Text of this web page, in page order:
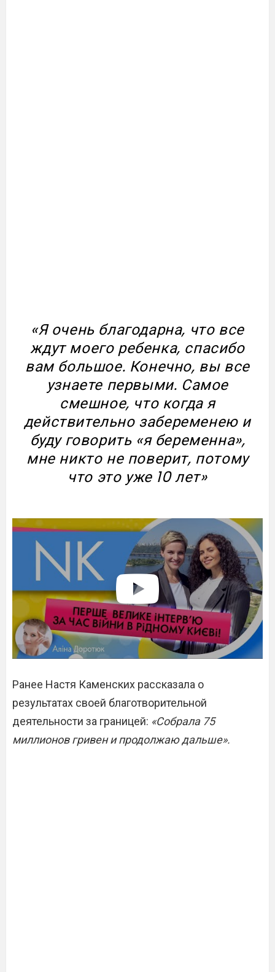
«Я очень благодарна, что все
ждут моего ребенка, спасибо
вам большое. Конечно, вы все
узнаете первыми. Самое
смешное, что когда я
действительно забеременею и
буду говорить «я беременна»,
мне никто не поверит, потому
что это уже 10 лет»
Ранее Настя Каменских рассказала о
результатах своей благотворительной
деятельности за границей: «Собрала 75
миллионов гривен и продолжаю дальше».